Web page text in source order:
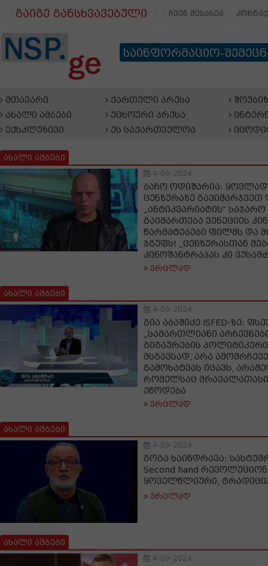
გაიგე განსხვავებული ჩვენ შესახებ
საინფორმაციო-
მთავარი
ახალი ამბები
ექსკლუზივი
ქართული პრესა
უცხოური პრესა
ეს საქართველოა
ახალი ამბები
4-09-2024
ბაჩო ოდიშარია:
ცენზურაზე გავიმარჯვეთ
„ანტიკვარიატის“ საჯარო
გაიმართება ვენეციის
წარმატებები ფილმს და
ჯგუფს! „ცენზურასთან
კინოშანტრაპას კი
ვრცლად
ახალი ამბები
4-09-2024
გია აბაშიძე ISFED-ზე:
„სამართლიანი
გიგაურების
მსგავსად, არა
გამოხატვას იცავს,
რომელსაც
ეწოდება
ვრცლად
ახალი ამბები
4-09-2024
გოგა ხაინდრავა:
Second hand
ყოველწლიური,
ვრცლად
ახალი ამბები
4-09-2024